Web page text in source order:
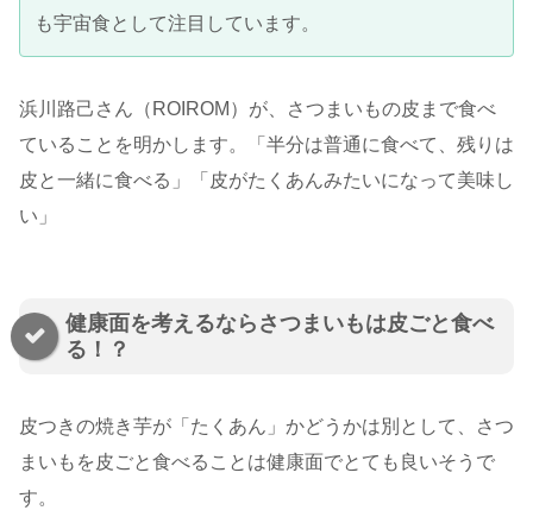
も宇宙食として注目しています。
浜川路己さん（ROIROM）が、さつまいもの皮まで食べ
ていることを明かします。「半分は普通に食べて、残りは
皮と一緒に食べる」「皮がたくあんみたいになって美味し
い」
健康面を考えるならさつまいもは皮ごと食べ
る！？
皮つきの焼き芋が「たくあん」かどうかは別として、さつ
まいもを皮ごと食べることは健康面でとても良いそうで
す。